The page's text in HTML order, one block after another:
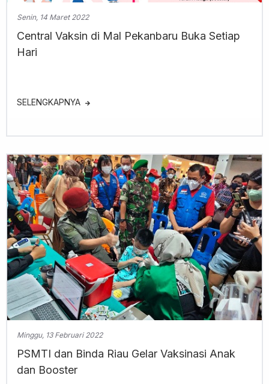
Senin, 14 Maret 2022
Central Vaksin di Mal Pekanbaru Buka Setiap
Hari
SELENGKAPNYA
Minggu, 13 Februari 2022
PSMTI dan Binda Riau Gelar Vaksinasi Anak
dan Booster